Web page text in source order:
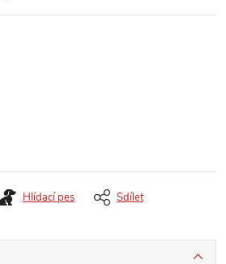
Hlídací pes Sdílet